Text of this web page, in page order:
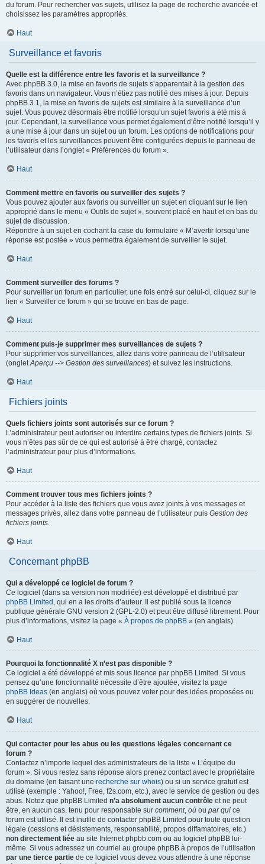
du forum. Pour rechercher vos sujets, utilisez la page de recherche avancée et
choisissez les paramètres appropriés.
Haut
Surveillance et favoris
Quelle est la différence entre les favoris et la surveillance ?
Avec phpBB 3.0, la mise en favoris de sujets s’apparentait à la gestion des
favoris dans un navigateur. Vous n’étiez pas notifié des mises à jour. Depuis
phpBB 3.1, la mise en favoris de sujets est similaire à la surveillance d’un
sujet. Vous pouvez désormais être notifié lorsqu’un sujet favoris a été mis à
jour. Cependant, la surveillance vous permet également d’être notifié lorsqu’il y
a une mise à jour dans un sujet ou un forum. Les options de notifications pour
les favoris et les surveillances peuvent être configurées depuis le panneau de
l’utilisateur dans l’onglet « Préférences du forum ».
Haut
Comment mettre en favoris ou surveiller des sujets ?
Vous pouvez ajouter aux favoris ou surveiller un sujet en cliquant sur le lien
approprié dans le menu « Outils de sujet », souvent placé en haut et en bas du
sujet de discussion.
Répondre à un sujet en cochant la case du formulaire « M’avertir lorsqu’une
réponse est postée » vous permettra également de surveiller le sujet.
Haut
Comment surveiller des forums ?
Pour surveiller un forum en particulier, une fois entré sur celui-ci, cliquez sur le
lien « Surveiller ce forum » qui se trouve en bas de page.
Haut
Comment puis-je supprimer mes surveillances de sujets ?
Pour supprimer vos surveillances, allez dans votre panneau de l’utilisateur
(ongletAperçu --> Gestion des surveillances) et suivez les instructions.
Haut
Fichiers joints
Quels fichiers joints sont autorisés sur ce forum ?
L’administrateur peut autoriser ou interdire certains types de fichiers joints. Si
vous n’êtes pas sûr de ce qui est autorisé à être chargé, contactez
l’administrateur pour plus d’informations.
Haut
Comment trouver tous mes fichiers joints ?
Pour accéder à la liste des fichiers que vous avez joints à vos messages et
messages privés, allez dans votre panneau de l’utilisateur puis Gestion des
fichiers joints.
Haut
Concernant phpBB
Qui a développé ce logiciel de forum ?
Ce logiciel (dans sa version non modifiée) est développé et distribué par
phpBB Limited , qui en a les droits d’auteur. Il est publié sous la licence
publique générale GNU version 2 (GPL-2.0) et peut être diffusé librement. Pour
plus d’informations, visitez la page « À propos de phpBB » (en anglais).
Haut
Pourquoi la fonctionnalité X n’est pas disponible ?
Ce logiciel a été développé et mis sous licence par phpBB Limited. Si vous
pensez qu’une fonctionnalité nécessite d’être ajoutée, visitez la page
phpBB Ideas (en anglais) où vous pouvez voter pour des idées proposées ou
en suggérer de nouvelles.
Haut
Qui contacter pour les abus ou les questions légales concernant ce
forum ?
Contactez n’importe lequel des administrateurs de la liste « L’équipe du
forum ». Si vous restez sans réponse alors prenez contact avec le propriétaire
du domaine (en faisant une recherche sur whois) ou si un service gratuit est
utilisé (exemple : Yahoo!, Free, f2s.com, etc.), avec le service de gestion ou des
abus. Notez que phpBB Limited n’a absolument aucun contrôle et ne peut
être, en aucun cas, tenu pour responsable sur comment, où ou par qui ce
forum est utilisé. Il est inutile de contacter phpBB Limited pour toute question
légale (cessions et désistements, responsabilité, propos diffamatoires, etc.)
non directement liée au site Internet phpbb.com ou au logiciel phpBB lui-
même. Si vous adressez un courriel au groupe phpBB à propos de l’utilisation
par une tierce partie de ce logiciel vous devez vous attendre à une réponse